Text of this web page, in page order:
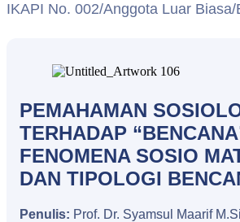
IKAPI No. 002/Anggota Luar
PEMAHAMAN
TERHADAP
FENOMENA SOSIO
DAN TIPOLOGI
Penulis: Prof. Dr. Syamsul Maarif